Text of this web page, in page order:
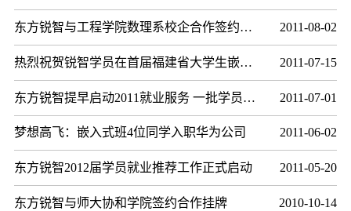
东方锐智与工程学院数理系校企合作签约仪式简讯 2011-08-02
热烈祝贺锐智学员在首届福建省大学生嵌入式设计大赛中勇夺桂冠 2011-07-15
东方锐智提早启动2011就业服务 一批学员入职IT企业 2011-07-01
梦想高飞：嵌入式班4位同学入职华为公司 2011-06-02
东方锐智2012届学员就业推荐工作正式启动 2011-05-20
东方锐智与师大协和学院签约合作挂牌 2010-10-14